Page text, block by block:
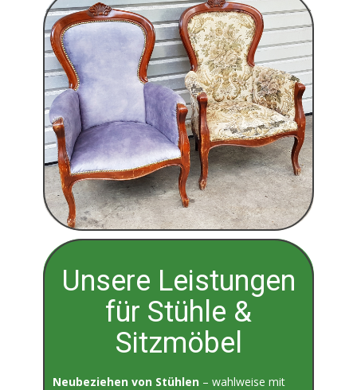
Unsere Leistungen
für Stühle &
Sitzmöbel
Neubeziehen von Stühlen – wahlweise mit